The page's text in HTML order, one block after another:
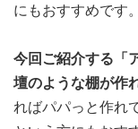
にもおすすめです。
今回ご紹介する「
壇のような棚が作
ればパパっと作れ